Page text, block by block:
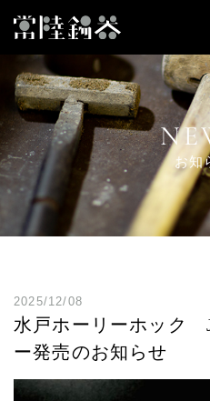
お知
2025/12/08
水戸ホーリーホック
ー発売のお知らせ